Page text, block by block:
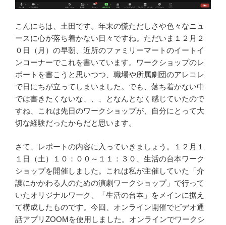
こんにちは、土田です。年末の慌ただしさや色々なニュ
ースに心が落ち着かない日々ですね。ただいま１２月２
０日（月）の早朝、近所のファミリーマートのイートイ
ンコーナーでこれを書いています。ワークショップのレ
ポートを書こうと思いつつ、職場や所属劇団のアレコレ
で日にちが立ってしまいました。でも、落ち着かない中
では書きたくないな、、、となんとなく感じていたので
すね、これは先日のワークショップが、自分にとって大
切な経験だったからだと思います。
さて、レポートの内容に入っていきましょう。１２月１
１日（土）１０：００～１１：３０、生活の台本ワーク
ショップを開催しました。これは私が主催していた「介
護にかかわる人のための演劇ワークショップ」で行って
いたオリジナルワーク、「生活の台本」をメインに据え
て構成したものです。今回、オンライン開催でビデオ通
話アプリZOOMを使用しました。オンラインでワークシ